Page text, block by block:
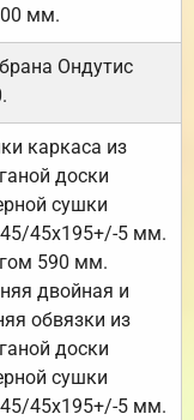
мм.
Ондутис
каркаса из
доски
сушки
45х195+/-5 мм.
590 мм.
двойная и
обвязки из
доски
сушки
45х195+/-5 мм.